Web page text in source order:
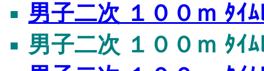
男子二次 １００ｍ ﾀｲﾑ
男子二次 １００ｍ ﾀｲﾑ